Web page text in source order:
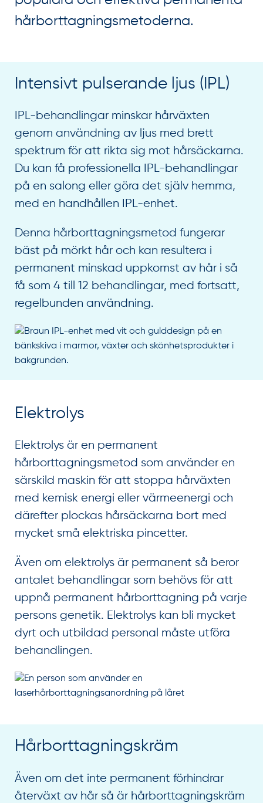
hårborttagningsmetoderna.
Intensivt pulserande ljus (IPL)
IPL-behandlingar minskar hårväxten
genom användning av ljus med brett
spektrum för att rikta sig mot hårsäckarna.
Du kan få professionella IPL-behandlingar
på en salong eller göra det själv hemma,
med en handhållen IPL-enhet.
Denna hårborttagningsmetod fungerar
bäst på mörkt hår och kan resultera i
permanent minskad uppkomst av hår i så
få som 4 till 12 behandlingar, med fortsatt,
regelbunden användning.
Elektrolys
Elektrolys är en permanent
hårborttagningsmetod som använder en
särskild maskin för att stoppa hårväxten
med kemisk energi eller värmeenergi och
därefter plockas hårsäckarna bort med
mycket små elektriska pincetter.
Även om elektrolys är permanent så beror
antalet behandlingar som behövs för att
uppnå permanent hårborttagning på varje
persons genetik. Elektrolys kan bli mycket
dyrt och utbildad personal måste utföra
behandlingen.
Hårborttagningskräm
Även om det inte permanent förhindrar
återväxt av hår så är hårborttagningskräm